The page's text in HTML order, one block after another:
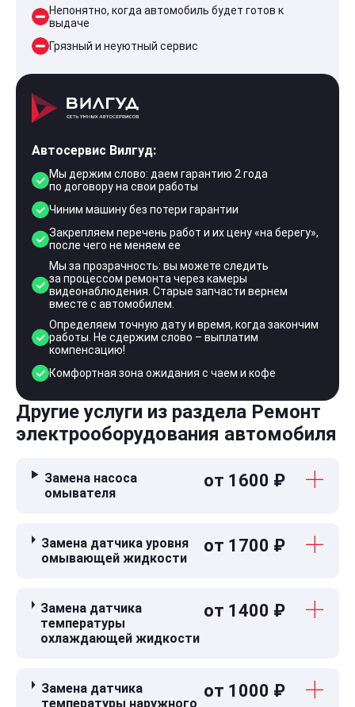
Непонятно, когда автомобиль будет готов к
выдаче
Грязный и неуютный сервис
Автосервис Вилгуд:
Мы держим слово: даем гарантию 2 года
по договору на свои работы
Чиним машину без потери гарантии
Закрепляем перечень работ и их цену «на берегу»,
после чего не меняем ее
Мы за прозрачность: вы можете следить
за процессом ремонта через камеры
видеонаблюдения. Старые запчасти вернем
вместе с автомобилем.
Определяем точную дату и время, когда закончим
работы. Не сдержим слово – выплатим
компенсацию!
Комфортная зона ожидания с чаем и кофе
Другие услуги из раздела Ремонт
электрооборудования автомобиля
Замена насоса
омывателя
от 1600 ₽
Замена датчика уровня
омывающей жидкости
от 1700 ₽
Замена датчика
температуры
охлаждающей жидкости
от 1400 ₽
Замена датчика
температуры наружного
от 1000 ₽